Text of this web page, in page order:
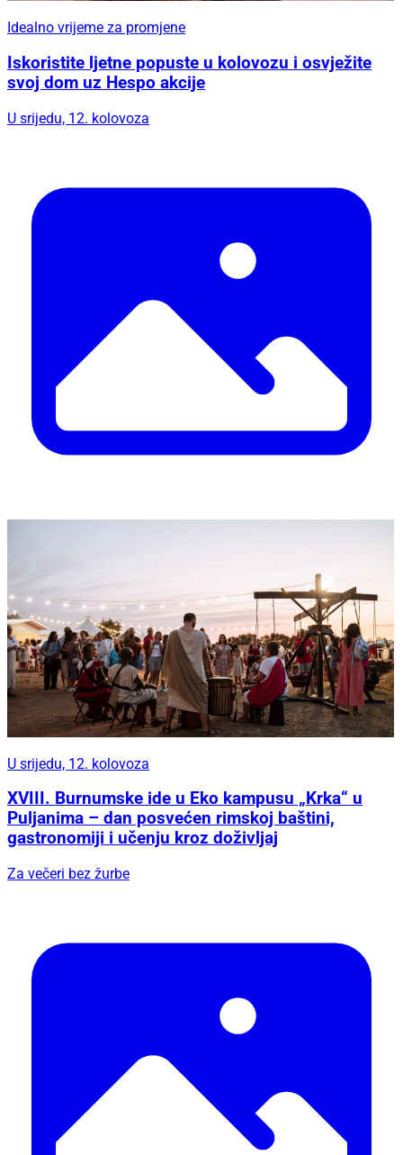
Idealno vrijeme za promjene
Iskoristite ljetne popuste u kolovozu i osvježite
svoj dom uz Hespo akcije
U srijedu, 12. kolovoza
U srijedu, 12. kolovoza
XVIII. Burnumske ide u Eko kampusu „Krka“ u
Puljanima – dan posvećen rimskoj baštini,
gastronomiji i učenju kroz doživljaj
Za večeri bez žurbe